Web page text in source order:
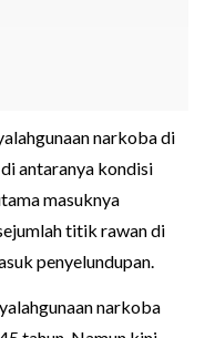
narkoba di
antaranya kondisi
masuknya
titik rawan di
penyelundupan.
narkoba